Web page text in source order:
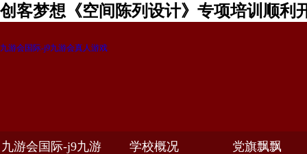
创客梦想《空间陈列设计》专项培训顺利
九游会国际-j9九游会真人游戏
九游会国际-j9九游 学校概况 党旗飘飘